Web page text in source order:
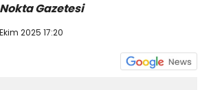
Gazetesi
2025 17:20